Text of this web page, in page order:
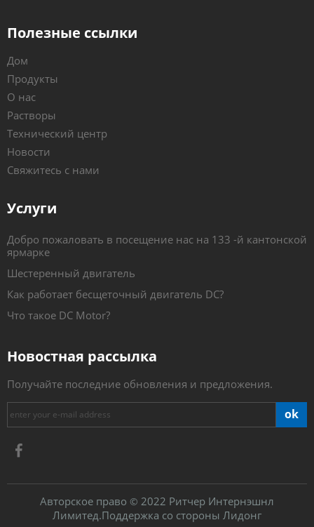
Полезные ссылки
Дом
Продукты
О нас
Растворы
Технический центр
Новости
Свяжитесь с нами
Услуги
Добро пожаловать в посещение нас на 133 -й кантонской
ярмарке
Шестеренный двигатель
Как работает бесщеточный двигатель DC?
Что такое DC Motor?
Новостная рассылка
Получайте последние обновления и предложения.
ok
Авторское право © 2022 Ритчер Интернэшнл
Лимитед.Поддержка со стороны Лидонг